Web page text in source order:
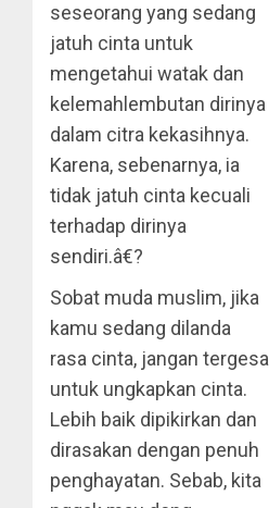
seseorang yang sedang
jatuh cinta untuk
mengetahui watak dan
kelemahlembutan dirinya
dalam citra kekasihnya.
Karena, sebenarnya, ia
tidak jatuh cinta kecuali
terhadap dirinya
sendiri.â€?
Sobat muda muslim, jika
kamu sedang dilanda
rasa cinta, jangan tergesa
untuk ungkapkan cinta.
Lebih baik dipikirkan dan
dirasakan dengan penuh
penghayatan. Sebab, kita